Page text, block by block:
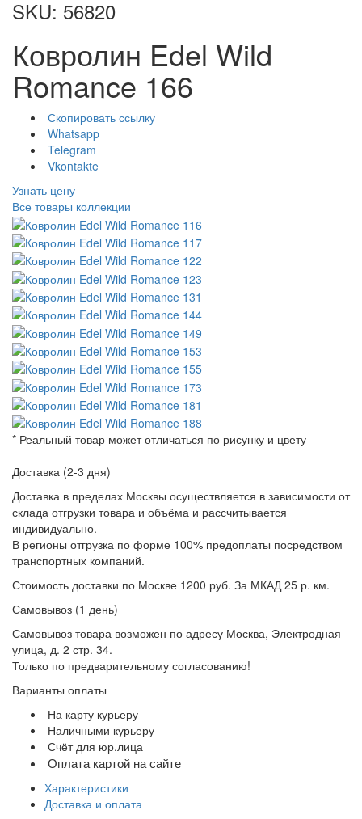
SKU: 56820
Ковролин Edel Wild
Romance 166
Скопировать ссылку
Whatsapp
Telegram
Vkontakte
Узнать цену
Все товары коллекции
* Реальный товар может отличаться по рисунку и цвету
Доставка (2-3 дня)
Доставка в пределах Москвы осуществляется в зависимости от
склада отгрузки товара и объёма и рассчитывается
индивидуально.
В регионы отгрузка по форме 100% предоплаты посредством
транспортных компаний.
Стоимость доставки по Москве 1200 руб. За МКАД 25 р. км.
Самовывоз (1 день)
Самовывоз товара возможен по адресу Москва, Электродная
улица, д. 2 стр. 34.
Только по предварительному согласованию!
Варианты оплаты
На карту курьеру
Наличными курьеру
Счёт для юр.лица
Оплата картой на сайте
Характеристики
Доставка и оплата